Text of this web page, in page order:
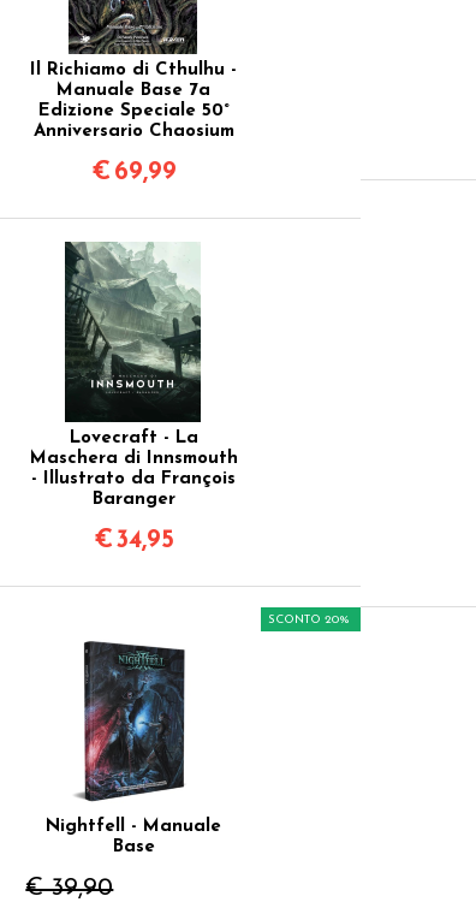
Il Richiamo di Cthulhu -
Manuale Base 7a
Edizione Speciale 50°
Anniversario Chaosium
€ 69,99
Lovecraft - La
Maschera di Innsmouth
- Illustrato da François
Baranger
€34,95
Nightfell - Manuale
Base
€ 39,90
SCONTO 20%